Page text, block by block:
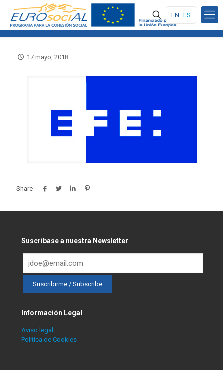
EN ES
17 mayo, 2018
Share
Suscríbase a nuestra Newsletter
Información Legal
Aviso legal
Política de Cookies